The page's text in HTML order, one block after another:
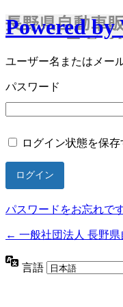
Powered by
ユーザー名またはメー
パスワード
ログイン状態を保存
パスワードをお忘れで
← 一般社団法人 長野
言語